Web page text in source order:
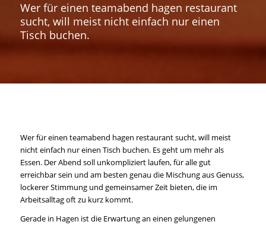
Wer für einen teamabend hagen restaurant
sucht, will meist nicht einfach nur einen
Tisch buchen.
Wer für einen teamabend hagen restaurant sucht, will meist
nicht einfach nur einen Tisch buchen. Es geht um mehr als
Essen. Der Abend soll unkompliziert laufen, für alle gut
erreichbar sein und am besten genau die Mischung aus Genuss,
lockerer Stimmung und gemeinsamer Zeit bieten, die im
Arbeitsalltag oft zu kurz kommt.
Gerade in Hagen ist die Erwartung an einen gelungenen